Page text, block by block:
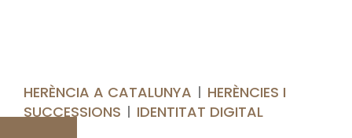
HERÈNCIA A CATALUNYA
HERÈNCIES I
SUCCESSIONS
IDENTITAT DIGITAL